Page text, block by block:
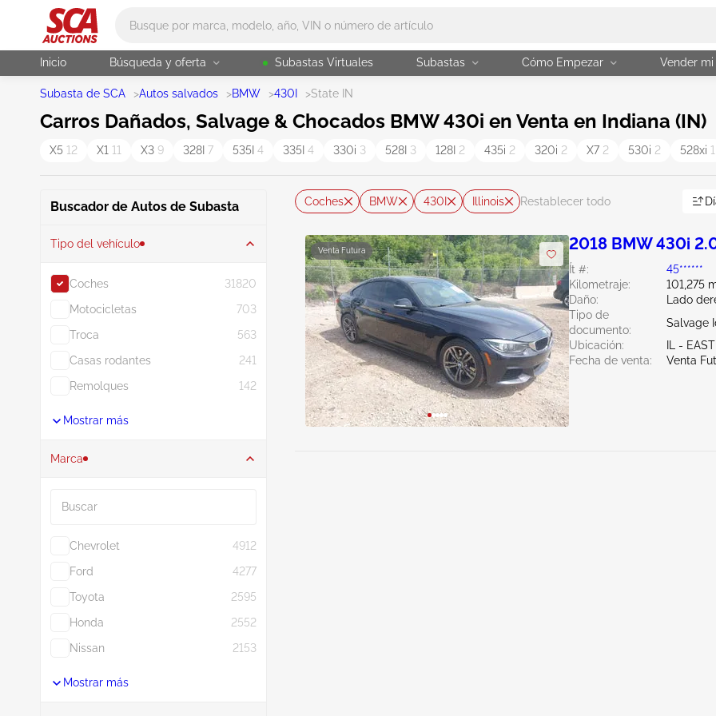
Inicio Búsqueda y oferta Subastas Virtuales Subastas Cómo Empezar Vender
Subasta de SCA >Autos salvados >BMW >430I >State IN
Carros Dañados, Salvage & Chocados BMW 430i en Venta en Indiana (IN)
X5 12 X1 11 X3 9 328I 7 535I 4 335I 4 330i 3 528I 3 128I 2 435i 2 320i 2 X7 2 530i 2 528xi 1
Buscador de Autos de Subasta
Tipo del vehículo
Coches
31820
Motocicletas
703
Troca
563
Casas rodantes
241
Remolques
142
Mostrar más
Marca
Chevrolet
4912
Ford
4277
Toyota
2595
Honda
2552
Nissan
2153
Mostrar más
Coches BMW 430I Illinois Restablecer todo
Venta Futura 2018 BMW 430i
Ít #:
45******
Kilometraje:
101,275
Daño:
Lado
Tipo de
documento:
Salvage
Ubicación:
IL -
Fecha de venta:
Venta